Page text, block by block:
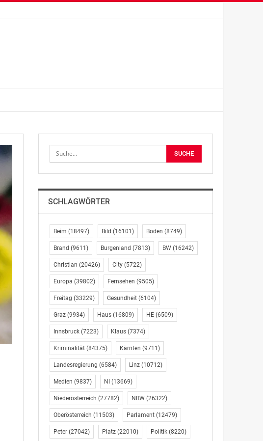
SCHLAGWÖRTER
Beim (18497) Bild (16101) Boden (8749)
Brand (9611) Burgenland (7813) BW(16242)
Christian (20426) City(5722)
Europa (39802) Fernsehen (9505)
Freitag (33229) Gesundheit(6104)
Graz(9934) Haus(16809) HE(6509)
Innsbruck(7223) Klaus(7374)
Kriminalität(84375) Kärnten (9711)
Landesregierung (6584) Linz(10712)
Medien (9837) NI (13669)
Niederösterreich (27782) NRW(26322)
Oberösterreich (11503) Parlament(12479)
Peter(27042) Platz(22010) Politik(8220)